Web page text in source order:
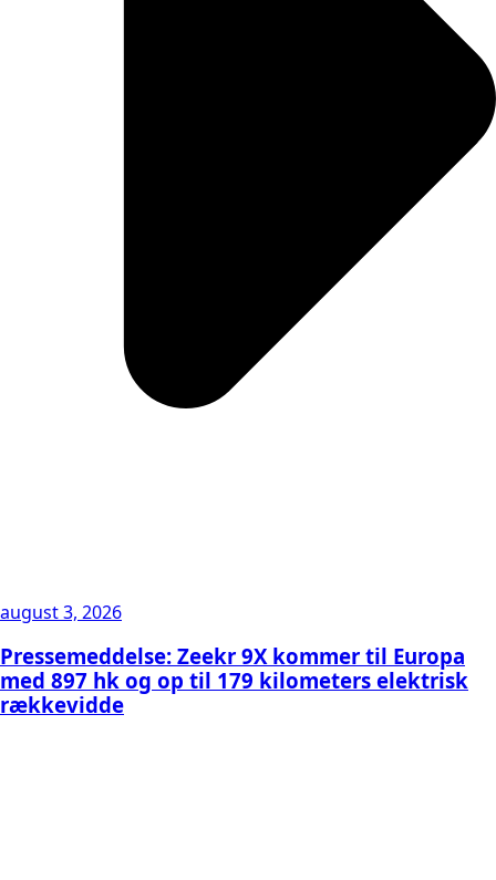
august 3, 2026
Pressemeddelse: Zeekr 9X kommer til Europa
med 897 hk og op til 179 kilometers elektrisk
rækkevidde